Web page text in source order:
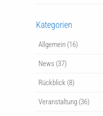
Kategorien
Allgemein (16)
News (37)
Rückblick (8)
Veranstaltung (36)